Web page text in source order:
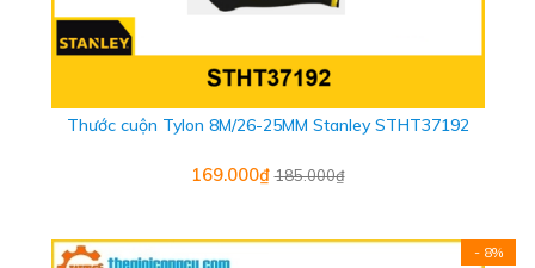
Thước cuộn Tylon 8M/26-25MM Stanley STHT37192
169.000₫185.000₫
- 8%